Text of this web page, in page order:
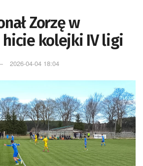
Zorzę w
kolejki IV ligi
2026-04-04 18:04